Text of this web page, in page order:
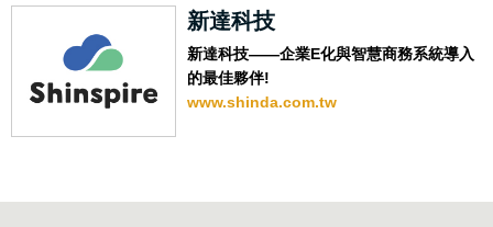
新達科技
新達科技——企業E化與智慧商務系統導入
的最佳夥伴!
www.shinda.com.tw